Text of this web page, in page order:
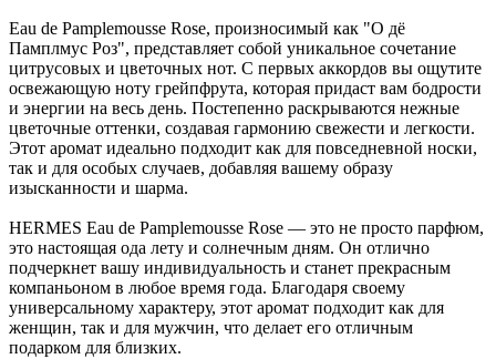
Eau de Pamplemousse Rose, произносимый как "О дё
Памплмус Роз", представляет собой уникальное сочетание
цитрусовых и цветочных нот. С первых аккордов вы ощутите
освежающую ноту грейпфрута, которая придаст вам бодрости
и энергии на весь день. Постепенно раскрываются нежные
цветочные оттенки, создавая гармонию свежести и легкости.
Этот аромат идеально подходит как для повседневной носки,
так и для особых случаев, добавляя вашему образу
изысканности и шарма.
HERMES Eau de Pamplemousse Rose — это не просто парфюм,
это настоящая ода лету и солнечным дням. Он отлично
подчеркнет вашу индивидуальность и станет прекрасным
компаньоном в любое время года. Благодаря своему
универсальному характеру, этот аромат подходит как для
женщин, так и для мужчин, что делает его отличным
подарком для близких.